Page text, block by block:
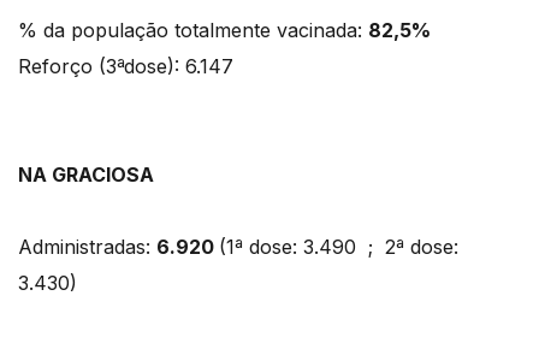
% da população totalmente vacinada: 82,5%
Reforço (3ªdose): 6.147
NA GRACIOSA
Administradas: 6.920 (1ª dose: 3.490 ; 2ª dose:
3.430)